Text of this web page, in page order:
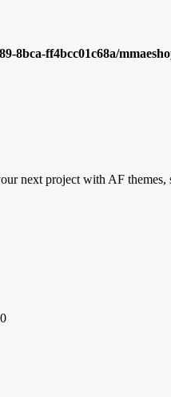
8bca-ff4bcc01c68a/
next project with AF